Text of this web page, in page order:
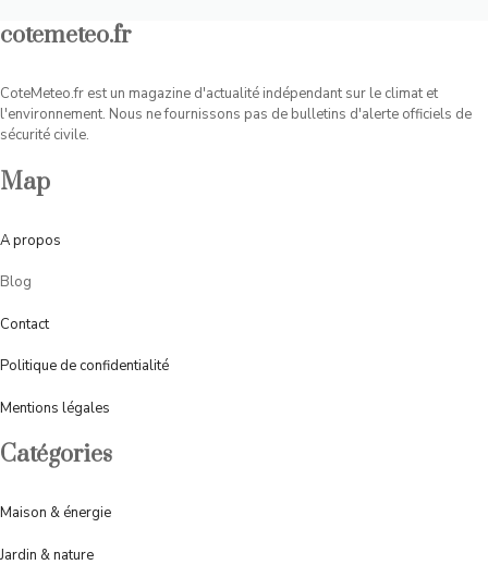
cotemeteo.fr
CoteMeteo.fr est un magazine d'actualité indépendant sur le climat et
l'environnement. Nous ne fournissons pas de bulletins d'alerte officiels de
sécurité civile.
Map
Apropos
Blog
Contact
Politique de confidentialité
Mentions légales
Catégories
Maison & énergie
Jardin & nature